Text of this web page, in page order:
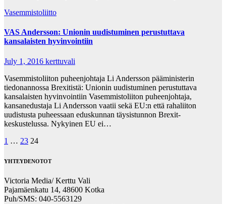
Vasemmistoliitto
VAS Andersson: Unionin uudistuminen perustuttava
kansalaisten hyvinvointiin
July 1, 2016 kerttuvali
Vasemmistoliiton puheenjohtaja Li Andersson pääministerin
tiedonannossa Brexitistä: Unionin uudistuminen perustuttava
kansalaisten hyvinvointiin Vasemmistoliiton puheenjohtaja,
kansanedustaja Li Andersson vaatii sekä EU:n että rahaliiton
uudistusta puheessaan eduskunnan täysistunnon Brexit-
keskustelussa. Nykyinen EU ei…
Posts
pagination
1 … 23 24
YHTEYDENOTOT
Victoria Media/ Kerttu Vali
Pajamäenkatu 14, 48600 Kotka
Puh/SMS: 040-5563129